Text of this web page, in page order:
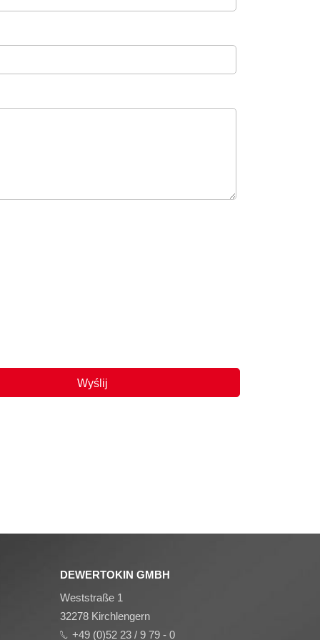
DEWERTOKIN GMBH
Weststraße 1
32278 Kirchlengern
+49 (0)52 23 / 9 79 - 0